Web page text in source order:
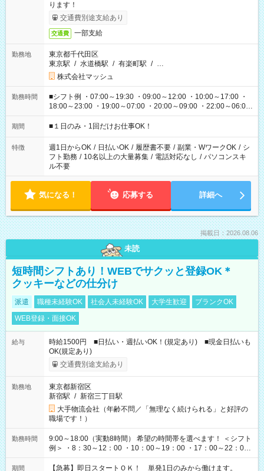
ります！
交通費別途支給あり
交通費 一部支給
勤務地
東京都千代田区
東京駅 / 水道橋駅 / 有楽町駅 / …
株式会社マッシュ
勤務時間
■シフト例 ・07:00～19:30 ・09:00～12:00 ・10:00～17:00 ・
18:00～23:00 ・19:00～07:00 ・20:00～09:00 ・22:00～06:00
etc ★最短で3時間で5,120円のお仕事から 15時間で2万円近く稼
げるお仕事も！ ご希望のお時間に合わせてご紹介！ ※シフトは
ください！
期間 ■１日のみ・1回だけお仕事OK！
特徴 週1日からOK / 日払いOK / 履歴書不要 / 副業・WワークOK / シ
フト勤務 / 10名以上の大量募集 / 電話対応なし / パソコンスキ
ル不要
気になる！ 応募する 詳細へ
掲載日：2026.08.06
未読
短時間シフトあり！WEBでサクッと登録OK＊
クッキーなどの仕分け
派遣 職種未経験OK 社会人未経験OK 大学生歓迎
ブランクOK
WEB登録・面接OK
給与
時給1500円 ■日払い・週払いOK！(規定あり) ■現金日払いも
OK(規定あり)
交通費別途支給あり
勤務地
東京都新宿区
新宿駅 / 新宿三丁目駅
大手物流会社（年齢不問／「無理なく続けられる」と好評の
職場です！）
勤務時間
9:00～18:00（実動8時間） 希望の時間帯を選べます！ ＜シフト
例＞ ・8：30～12：00 ・10：00～19：00 ・17：00～22：00
・13：00～22：00 ・22：00～翌6：00 など
期間 【急募】即日スタートＯＫ！ 単発1日のみから働けます。